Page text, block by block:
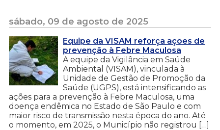
sábado, 09 de agosto de 2025
Equipe da VISAM reforça ações de
prevenção à Febre Maculosa
A equipe da Vigilância em Saúde
Ambiental (VISAM), vinculada à
Unidade de Gestão de Promoção da
Saúde (UGPS), está intensificando as
ações para a prevenção à Febre Maculosa, uma
doença endêmica no Estado de São Paulo e com
maior risco de transmissão nesta época do ano. Até
o momento, em 2025, o Município não registrou […]